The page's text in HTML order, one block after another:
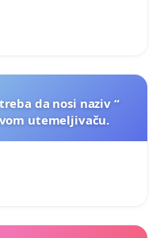
da nosi naziv “
utemeljivaču.